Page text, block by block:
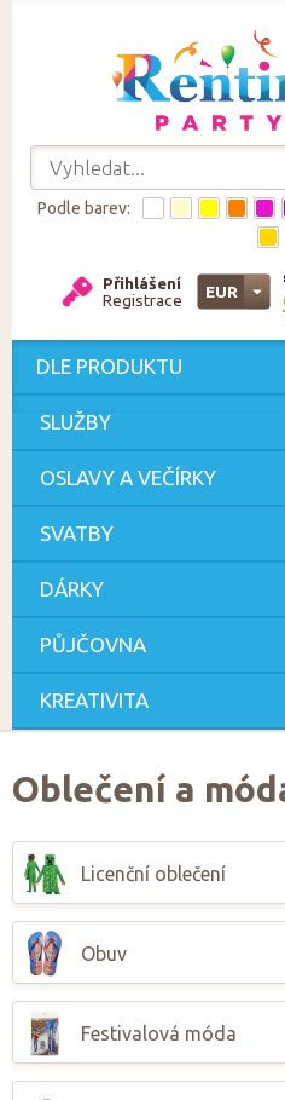
Podle barev:
Přihlášení
Registrace
EUR
DLE PRODUKTU
SLUŽBY
OSLAVY A VEČÍRKY
SVATBY
DÁRKY
PŮJČOVNA
KREATIVITA
Oblečení a
Licenční oblečení
Obuv
Festivalová móda